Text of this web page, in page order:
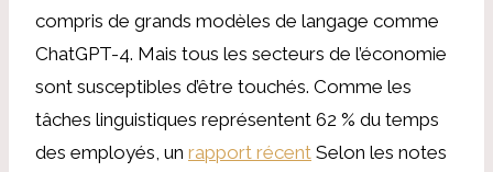
compris de grands modèles de langage comme
ChatGPT-4. Mais tous les secteurs de l’économie
sont susceptibles d’être touchés. Comme les
tâches linguistiques représentent 62 % du temps
des employés, un rapport récent Selon les notes